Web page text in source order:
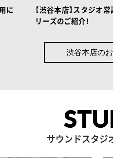
に
【渋谷本店】スタジオ
リーズのご紹介！
渋谷本店の
サウンドスタジ